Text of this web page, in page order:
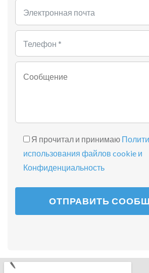
Я прочитал и принимаю
использования файлов cookie и
Конфиденциальность